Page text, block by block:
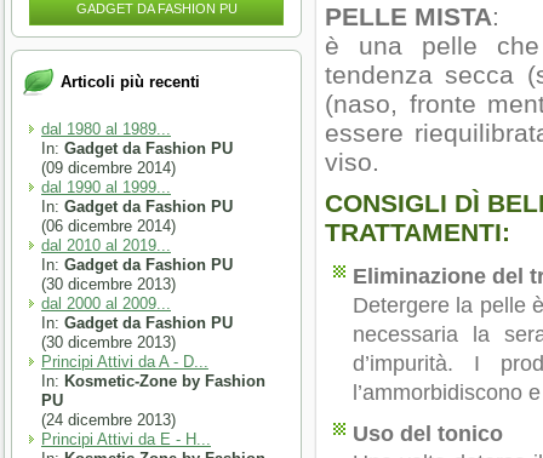
GADGET DA FASHION PU
Articoli più recenti
dal 1980 al 1989...
In: Gadget da Fashion PU
(09 dicembre 2014)
dal 1990 al 1999...
In: Gadget da Fashion PU
(06 dicembre 2014)
dal 2010 al 2019...
In: Gadget da Fashion PU
(30 dicembre 2013)
dal 2000 al 2009...
In: Gadget da Fashion PU
(30 dicembre 2013)
Principi Attivi da A - D...
In: Kosmetic-Zone by Fashion
PU
(24 dicembre 2013)
Principi Attivi da E - H...
PELLE MISTA:
è una pelle
tendenza secca
(naso, fronte
essere
viso.
CONSIGLI DÌ
TRATTAMENTI:
Eliminazione del
Detergere la pelle
necessaria la
d’impurità. I
l’ammorbidiscono
Uso del tonico